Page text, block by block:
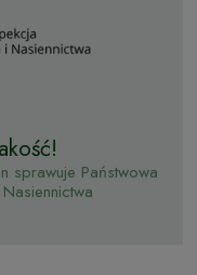
sprawuje Państwowa